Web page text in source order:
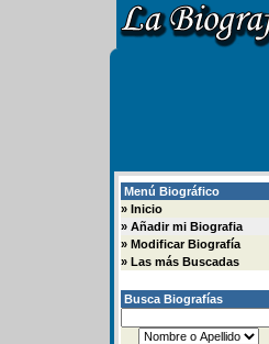
Menú Biográfico
» Inicio
» Añadir mi Biografia
» Modificar Biografía
» Las más Buscadas
Busca Biografías